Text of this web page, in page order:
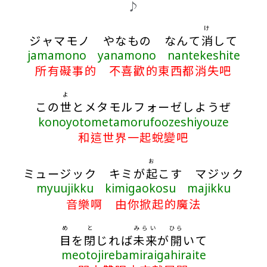
♪
ジャマモノ やなもの なんて消
け
して
jamamono yanamono nantekeshite
所有礙事的 不喜歡的東西都消失吧
この世
よ
とメタモルフォーゼしようぜ
konoyotometamorufoozeshiyouze
和這世界一起蛻變吧
ミュージック キミが起
お
こす マジック
myuujikku kimigaokosu majikku
音樂啊 由你掀起的魔法
目
め
を閉
と
じれば未来
みらい
が開
ひら
いて
meotojirebamiraigahiraite